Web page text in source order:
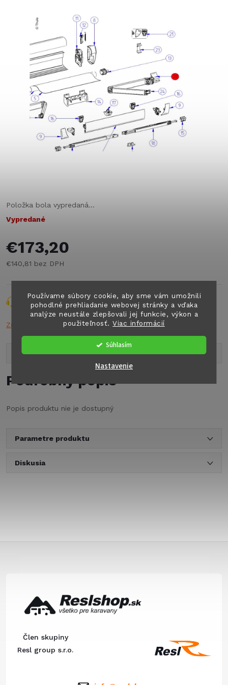
Používame súbory cookie, aby sme vám umožnili
pohodlné prehliadanie webovej stránky a vďaka
analýze neustále zlepšovali jej funkcie, výkon a
použiteľnosť.Viac informácií
Súhlasím
Nastavenie
Položka bola vypredaná…
Vypredané
€173,20
€140,81 bez DPH
Opýtať sa Strážiť Zdieľať
Značka:
Popis produktu
Podrobný popis
Popis produktu nie je dostupný
Parametre produktu
Diskusia
Člen skupiny
Resl group s.r.o.